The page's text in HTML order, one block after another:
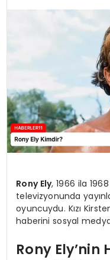
YAŞAM
Rony Ely, 1966 ila 1968
televizyonunda
oyuncuydu. Kızı
haberini sosyal
Rony Ely’nin